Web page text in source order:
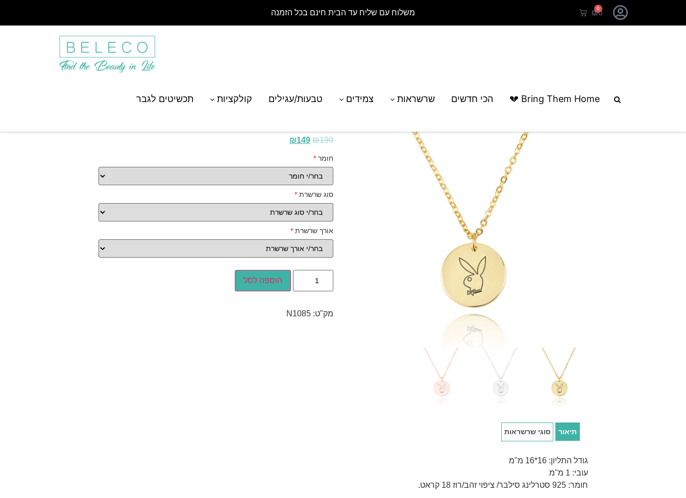
₪0
0 משלוח עם שליח עד הבית חינם בכל הזמנה
Bring Them Home 💔 הכי חדשים שרשראות צמידים טבעות/עגילים קולקציות תכשיטים לגבר עמוד הבית/ קולקציות/ יום הולדת/ שרשרת דיסק חריטת פלייבוי
₪199
₪149
חומר*
סוג שרשרת*
אורך שרשרת*
הוספה לסל
מק"ט:N1085
תיאור סוגי שרשראות
גודל התליון: 16*16 מ"מ
עובי: 1 מ"מ
חומר: 925 סטרלינג סילבר/ ציפוי זהב/רוז 18 קראט.